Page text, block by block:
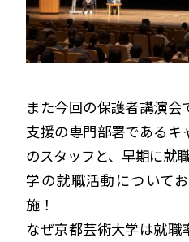
また今回の保護者講演
支援の専門部署であるキ
のスタッフと、早期に就
学の就職活動について
施！
なぜ京都芸術大学は就